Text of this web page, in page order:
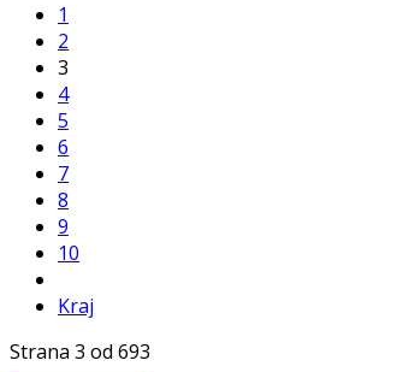
1
2
3
4
5
6
7
8
9
10
Kraj
Strana 3 od 693